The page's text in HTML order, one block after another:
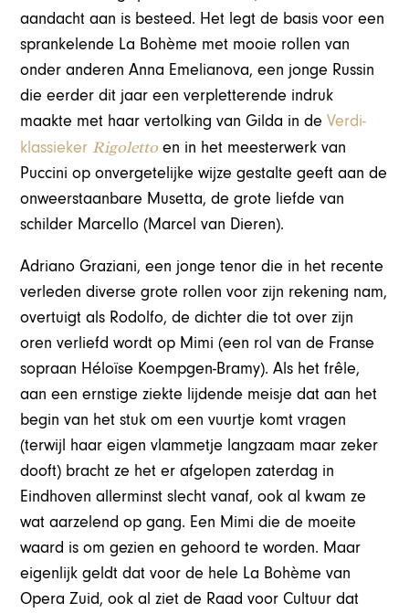
aandacht aan is besteed. Het legt de basis voor een
sprankelende La Bohème met mooie rollen van
onder anderen Anna Emelianova, een jonge Russin
die eerder dit jaar een verpletterende indruk
maakte met haar vertolking van Gilda in deVerdi-
klassieker Rigoletto en in het meesterwerk van
Puccini op onvergetelijke wijze gestalte geeft aan de
onweerstaanbare Musetta, de grote liefde van
schilder Marcello (Marcel van Dieren).
Adriano Graziani, een jonge tenor die in het recente
verleden diverse grote rollen voor zijn rekening nam,
overtuigt als Rodolfo, de dichter die tot over zijn
oren verliefd wordt op Mimi (een rol van de Franse
sopraan Héloïse Koempgen-Bramy). Als het frêle,
aan een ernstige ziekte lijdende meisje dat aan het
begin van het stuk om een vuurtje komt vragen
(terwijl haar eigen vlammetje langzaam maar zeker
dooft) bracht ze het er afgelopen zaterdag in
Eindhoven allerminst slecht vanaf, ook al kwam ze
wat aarzelend op gang. Een Mimi die de moeite
waard is om gezien en gehoord te worden. Maar
eigenlijk geldt dat voor de hele La Bohème van
Opera Zuid, ook al ziet de Raad voor Cultuur dat